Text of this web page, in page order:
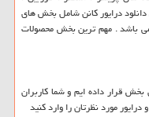
درایور کانن شامل بخش های
باشد . مهم ترین بخش محصولات
بخش قرار داده ایم و شما کاربران
مورد نظرتان را وارد کنید